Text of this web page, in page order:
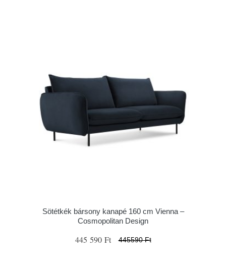
Sötétkék bársony kanapé 160 cm Vienna –
Cosmopolitan Design
445 590 Ft 445590 Ft